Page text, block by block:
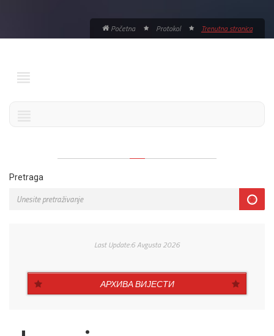
Početna Protokol Trenutna stranica
Pretraga
Last Update:6 Avgusta 2026
АРХИВА ВИЈЕСТИ